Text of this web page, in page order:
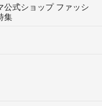
公式ショップ ファッシ
集